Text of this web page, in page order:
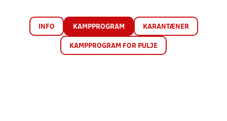
INFO KAMPPROGRAM KARANTÆNER
KAMPPROGRAM FOR PULJE